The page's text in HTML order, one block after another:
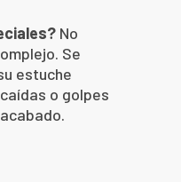
No
Se
estuche
o golpes